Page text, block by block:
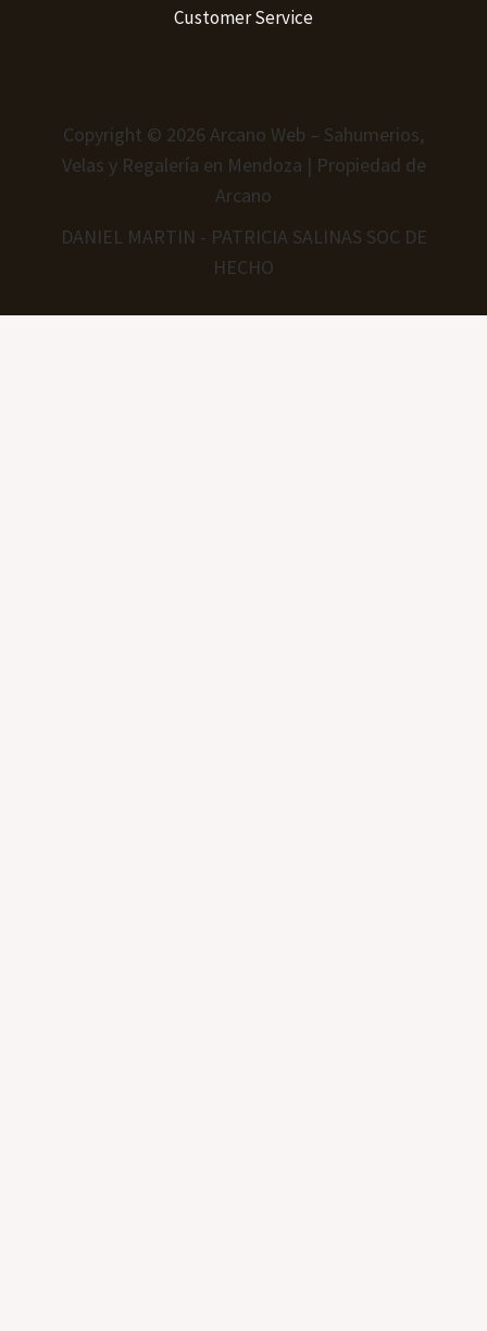
Customer Service
Copyright © 2026 Arcano Web – Sahumerios,
Velas y Regalería en Mendoza | Propiedad de
Arcano
DANIEL MARTIN - PATRICIA SALINAS SOC DE
HECHO